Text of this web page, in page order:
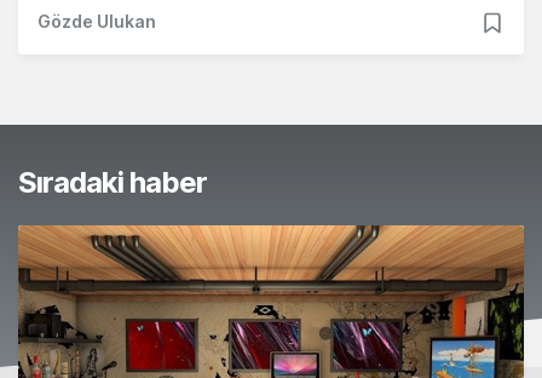
Gözde Ulukan
Sıradaki haber